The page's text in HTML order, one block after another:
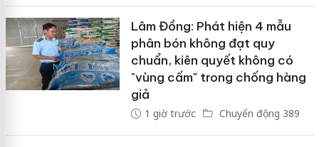
Lâm Đồng: Phát hiện 4 mẫu
phân bón không đạt quy
chuẩn, kiên quyết không có
"vùng cấm" trong chống hàng
giả
1 giờ trước Chuyển động 389